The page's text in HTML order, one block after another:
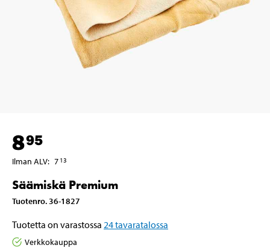
895
Ilman ALV: 7 13
Säämiskä Premium
Tuotenro. 36-1827
Tuotetta on varastossa 24tavaratalossa
Verkkokauppa